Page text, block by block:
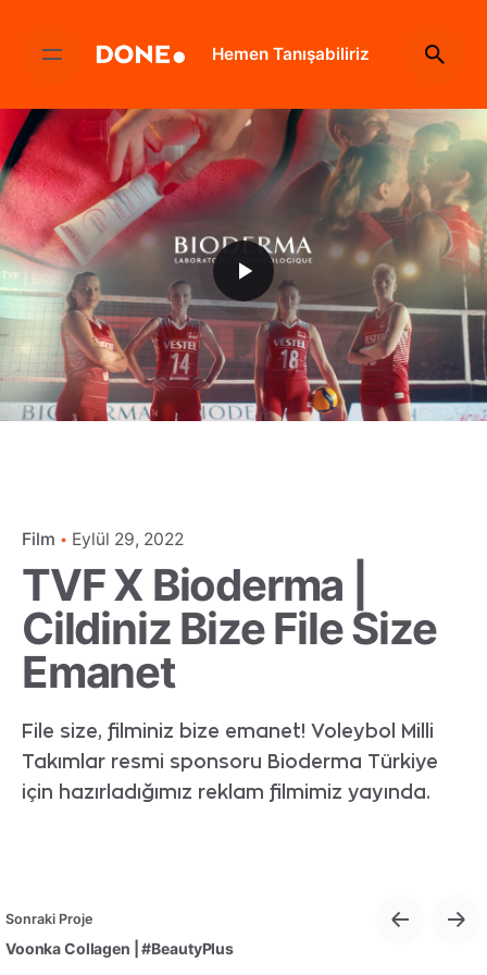
content
Hemen Tanışabiliriz
Film Eylül 29, 2022
TVF X Bioderma |
Cildiniz Bize File Size
Emanet
File size, filminiz bize emanet! Voleybol Milli
Takımlar resmi sponsoru Bioderma Türkiye
için hazırladığımız reklam filmimiz yayında.
Sonraki Proje
Voonka Collagen | #BeautyPlus